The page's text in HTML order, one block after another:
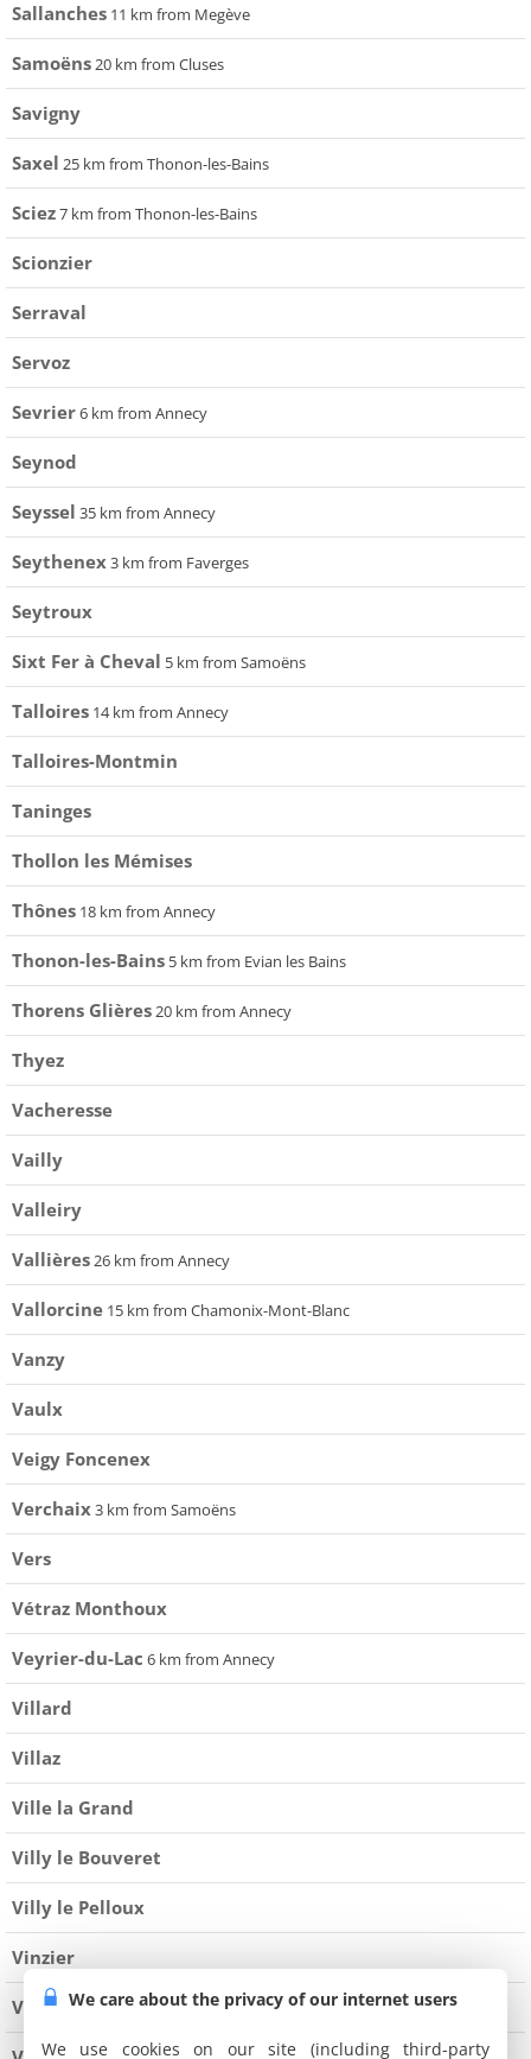
Sallanches 11 km from Megève
Samoëns20 km from Cluses
Savigny
Saxel 25 km from Thonon-les-Bains
Sciez7 km from Thonon-les-Bains
Scionzier
Serraval
Servoz
Sevrier6 km from Annecy
Seynod
Seyssel 35 km from Annecy
Seythenex3 km from Faverges
Seytroux
Sixt Fer à Cheval 5 km from Samoëns
Talloires 14 km from Annecy
Talloires-Montmin
Taninges
Thollon les Mémises
Thônes 18 km from Annecy
Thonon-les-Bains 5 km from Evian les Bains
Thorens Glières20 km from Annecy
Thyez
Vacheresse
Vailly
Valleiry
Vallières26 km from Annecy
Vallorcine 15 km from Chamonix-Mont-Blanc
Vanzy
Vaulx
Veigy Foncenex
Verchaix3 km from Samoëns
Vers
Vétraz Monthoux
Veyrier-du-Lac 6 km from Annecy
Villard
Villaz
Ville la Grand
Villy le Bouveret
Villy le Pelloux
Vinzier
Viry
We care about the privacy of our internet users
We use cookies on our site (including third-party